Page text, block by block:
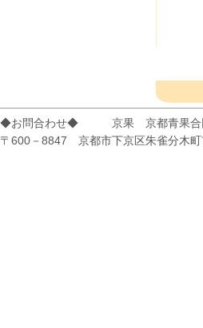
◆お問合わせ◆ 京果 京都青果合
〒600－8847 京都市下京区朱雀分